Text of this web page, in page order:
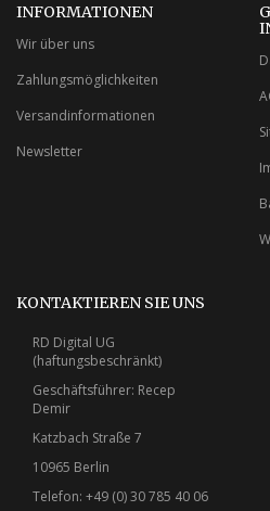
INFORMATIONEN
Wir über uns
Zahlungsmöglichkeiten
Versandinformationen
Newsletter
KONTAKTIEREN SIE UNS
RD Digital UG
(haftungsbeschränkt)
Geschäftsführer: Recep
Demir
Katzbach Straße 7
10965 Berlin
Telefon: +49 (0) 30 785 40 06